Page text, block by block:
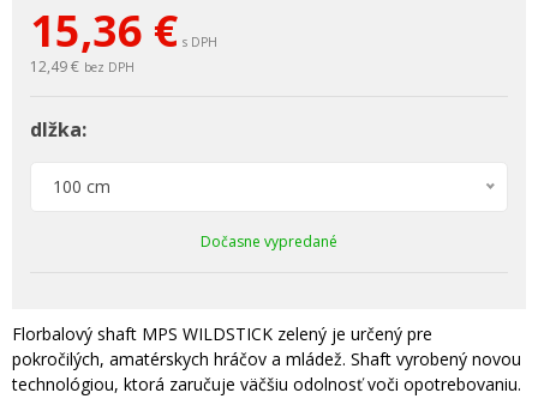
15,36 € s DPH
12,49 € bez DPH
dlžka:
100 cm
Dočasne vypredané
Florbalový shaft MPS WILDSTICK zelený je určený pre
pokročilých, amatérskych hráčov a mládež. Shaft vyrobený novou
technológiou, ktorá zaručuje väčšiu odolnosť voči opotrebovaniu.